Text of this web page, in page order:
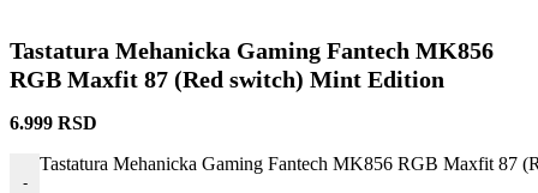
Tastatura Mehanicka Gaming Fantech MK856
RGB Maxfit 87 (Red switch) Mint Edition
6.999 RSD
-
Tastatura Mehanicka Gaming Fantech MK856 RGB Maxfit 87